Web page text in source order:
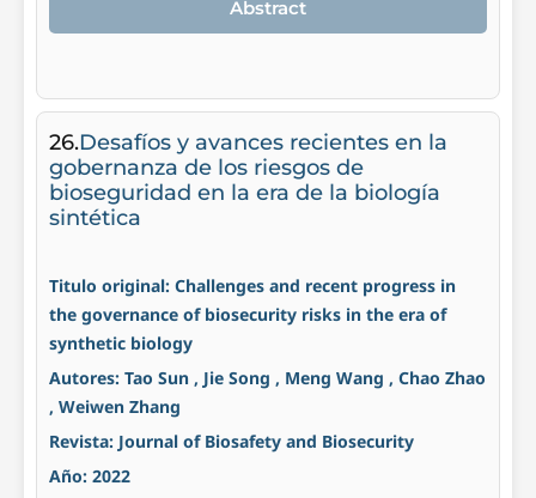
Abstract
26.Desafíos y avances recientes en la
gobernanza de los riesgos de
bioseguridad en la era de la biología
sintética
Titulo original: Challenges and recent progress in
the governance of biosecurity risks in the era of
synthetic biology
Autores: Tao Sun , Jie Song , Meng Wang , Chao Zhao
, Weiwen Zhang
Revista: Journal of Biosafety and Biosecurity
Año: 2022